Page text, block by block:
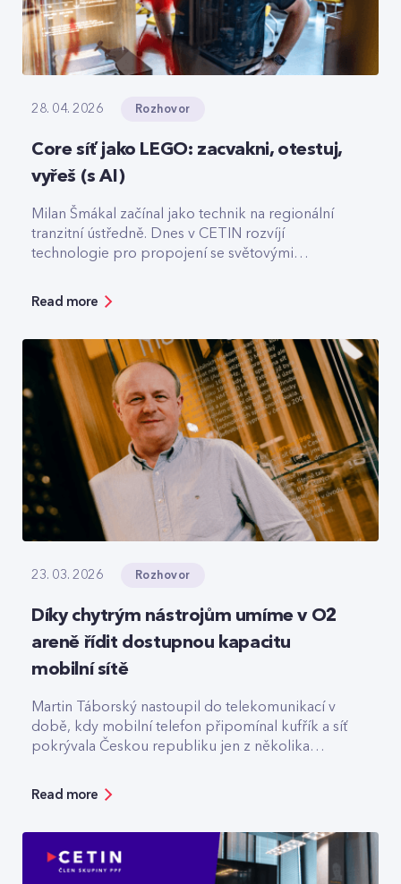
28. 04. 2026 Rozhovor
Core síť jako LEGO: zacvakni, otestuj,
vyřeš (s AI)
Milan Šmákal začínal jako technik na regionální
tranzitní ústředně. Dnes v CETIN rozvíjí
technologie pro propojení se světovými
pro core síť má na starost technologie pro
připomínají LEGO.
Read more
23. 03. 2026 Rozhovor
Díky chytrým nástrojům umíme v O2
areně řídit dostupnou kapacitu
mobilní sítě
Martin Táborský nastoupil do telekomunikací v
době, kdy mobilní telefon připomínal kufřík a síť
pokrývala Českou republiku jen z několika
za špičkovou kvalitu a optimalizaci rádiové sítě. V
prázdné O2 areně nebo komu už dnes
spolehlivě slouží privátní 5G sítě.
Read more